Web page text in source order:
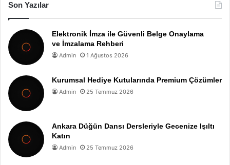
Son Yazılar
Elektronik İmza ile Güvenli Belge Onaylama
ve İmzalama Rehberi
Admin 1 Ağustos 2026
Kurumsal Hediye Kutularında Premium Çözümler
Admin 25 Temmuz 2026
Ankara Düğün Dansı Dersleriyle Gecenize Işıltı
Katın
Admin 25 Temmuz 2026